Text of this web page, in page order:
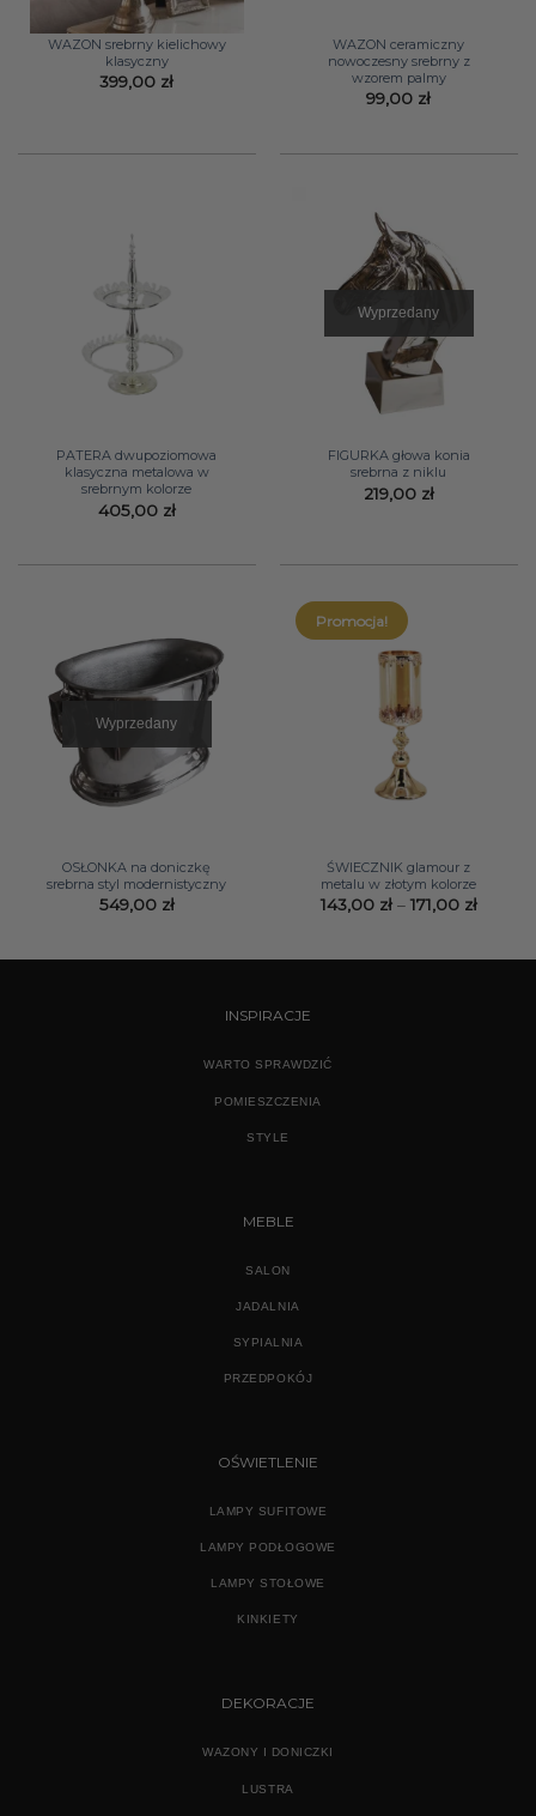
WAZON srebrny kielichowy
klasyczny
399,00 zł
WAZON ceramiczny
nowoczesny srebrny z
wzorem palmy
99,00 zł
PATERA dwupoziomowa
klasyczna metalowa w
srebrnym kolorze
405,00 zł
Wyprzedany
FIGURKA głowa konia
srebrna z niklu
219,00 zł
Wyprzedany
OSŁONKA na doniczkę
srebrna styl modernistyczny
549,00 zł
Promocja!
ŚWIECZNIK glamour z
metalu w złotym kolorze
143,00 zł – 171,00 złZakres
do
INSPIRACJE
WARTO SPRAWDZIĆ
POMIESZCZENIA
STYLE
MEBLE
SALON
JADALNIA
SYPIALNIA
PRZEDPOKÓJ
OŚWIETLENIE
LAMPY SUFITOWE
LAMPY PODŁOGOWE
LAMPY STOŁOWE
KINKIETY
DEKORACJE
WAZONY I DONICZKI
LUSTRA